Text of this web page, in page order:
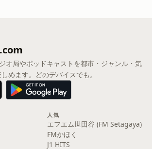
オ局やポッドキャストを都市・ジャンル・気
めます。どのデバイスでも。
人気
エフエム世田谷 (FM Setagaya)
FMかほく
J1 HITS